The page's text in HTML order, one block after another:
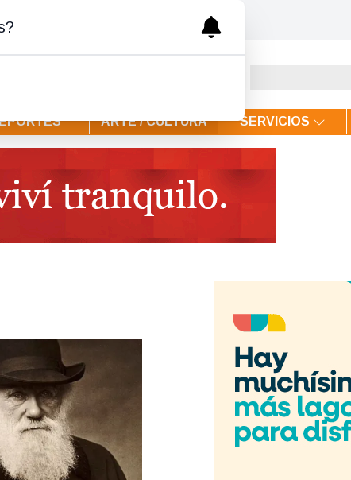
ARTE / CULTURA SERVICIOS